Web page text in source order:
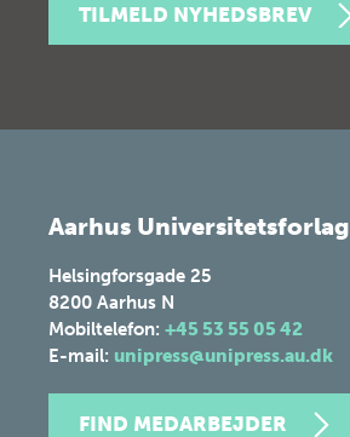
TILMELD NYHEDSBREV
Aarhus Universitetsforlag
Helsingforsgade 25
8200 Aarhus N
Mobiltelefon: +45 53 55 05 42
E-mail: unipress@unipress.au.dk
FIND MEDARBEJDER